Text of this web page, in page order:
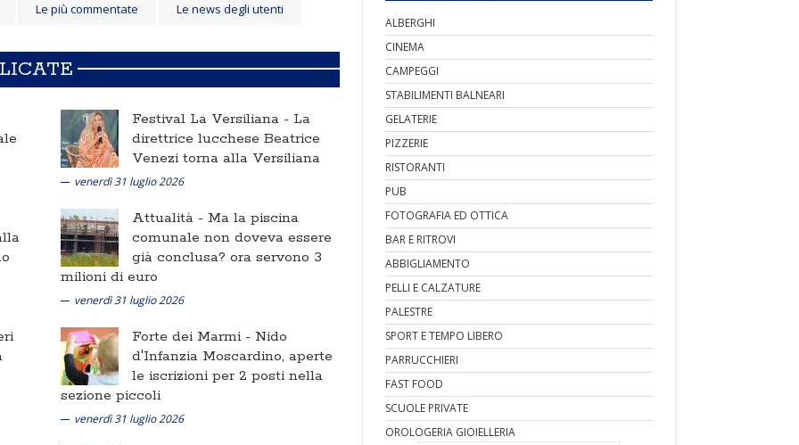
Le più commentate Le news degli utenti
Festival La Versiliana - La
direttrice lucchese Beatrice
Venezi torna alla Versiliana
venerdì 31 luglio 2026
Attualità - Ma la piscina
comunale non doveva essere
già conclusa? ora servono 3
milioni di euro
venerdì 31 luglio 2026
Forte dei Marmi - Nido
d'Infanzia Moscardino, aperte
le iscrizioni per 2 posti nella
sezione piccoli
venerdì 31 luglio 2026
ALBERGHI
CINEMA
CAMPEGGI
STABILIMENTI BALNEARI
GELATERIE
PIZZERIE
RISTORANTI
PUB
FOTOGRAFIA ED OTTICA
BAR E RITROVI
ABBIGLIAMENTO
PELLI E CALZATURE
PALESTRE
SPORT E TEMPO LIBERO
PARRUCCHIERI
FAST FOOD
SCUOLE PRIVATE
OROLOGERIA GIOIELLERIA